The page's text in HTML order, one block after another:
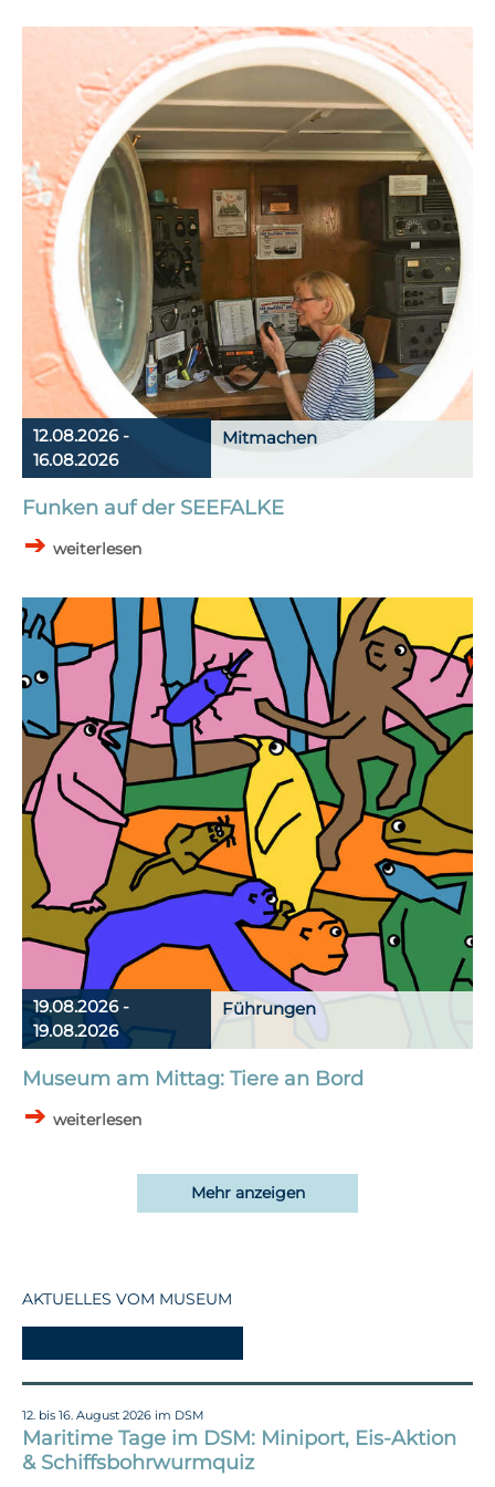
Mitmachen
12.08.2026 -
16.08.2026
Funken auf der SEEFALKE
weiterlesen
Führungen
19.08.2026 -
19.08.2026
Museum am Mittag: Tiere an Bord
weiterlesen
Mehr anzeigen
AKTUELLES VOM MUSEUM
12. bis 16. August 2026 im DSM
Maritime Tage im DSM: Miniport, Eis-Aktion
& Schiffsbohrwurmquiz